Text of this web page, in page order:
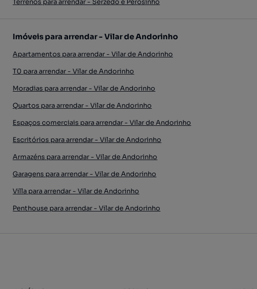
Terrenos para arrendar - Serzedo e Perosinho
Imóveis para arrendar - Vilar de Andorinho
Apartamentos para arrendar - Vilar de Andorinho
T0 para arrendar - Vilar de Andorinho
Moradias para arrendar - Vilar de Andorinho
Quartos para arrendar - Vilar de Andorinho
Espaços comerciais para arrendar - Vilar de Andorinho
Escritórios para arrendar - Vilar de Andorinho
Armazéns para arrendar - Vilar de Andorinho
Garagens para arrendar - Vilar de Andorinho
Villa para arrendar - Vilar de Andorinho
Penthouse para arrendar - Vilar de Andorinho